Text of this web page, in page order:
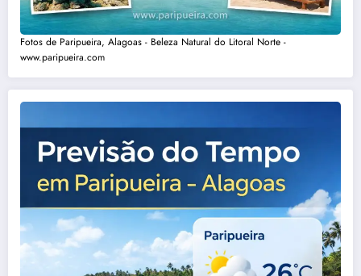
Fotos de Paripueira, Alagoas - Beleza Natural do Litoral Norte -
www.paripueira.com